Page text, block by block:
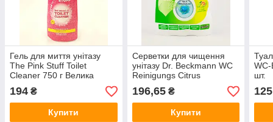
Гель для миття унітазу
The Pink Stuff Toilet
Cleaner 750 г Велика
Британія
194 ₴
Купити
Серветки для чищення
унітазу Dr. Beckmann WC
Reinigungs Citrus
Sensation 20 шт
Німеччина
196,65₴
Купити
шт.
125